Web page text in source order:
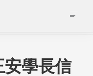
安學長信